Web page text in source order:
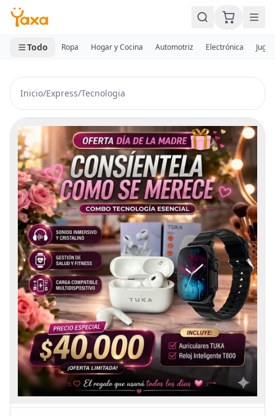
MINI CARRITO
0 productos
Todo Ropa Hogar y Cocina Automotriz Electrónica
Inicio/Express/Tecnologia